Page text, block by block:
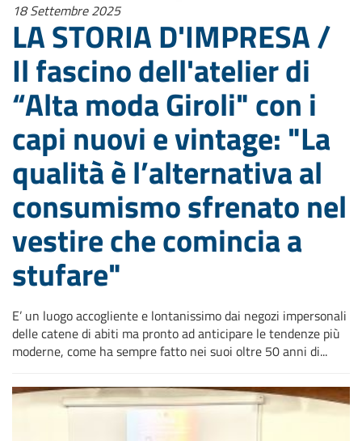
18 Settembre 2025
LA STORIA D'IMPRESA /
Il fascino dell'atelier di
“Alta moda Giroli" con i
capi nuovi e vintage: "La
qualità è l’alternativa al
consumismo sfrenato nel
vestire che comincia a
stufare"
E’ un luogo accogliente e lontanissimo dai negozi impersonali
delle catene di abiti ma pronto ad anticipare le tendenze più
moderne, come ha sempre fatto nei suoi oltre 50 anni di...